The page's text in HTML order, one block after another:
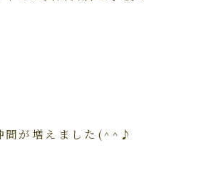
間が増えました(^^♪